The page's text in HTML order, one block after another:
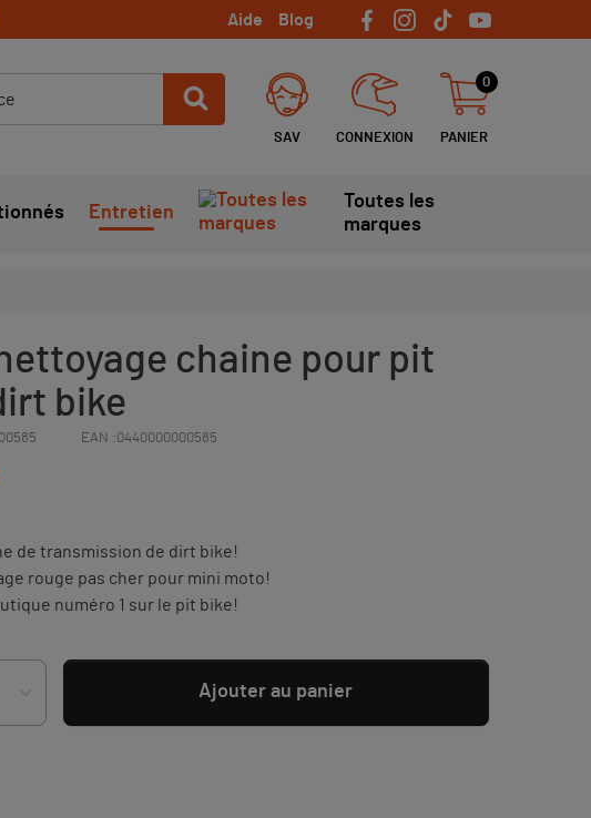
Aide Blog
SAV CONNEXION PANIER
0
Entretien
Toutes les
marques
chaine pour pit
bike
EAN :0440000000585
de transmission de dirt bike!
rouge pas cher pour mini moto!
numéro 1 sur le pit bike!
Ajouter au panier